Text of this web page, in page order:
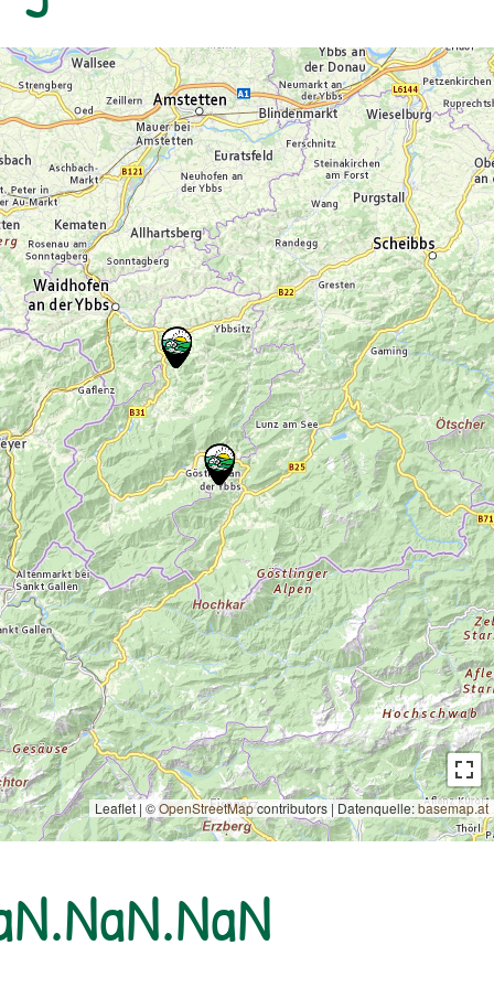
Leaflet | ©OpenStreetMapcontributors | Datenquelle:basemap.at